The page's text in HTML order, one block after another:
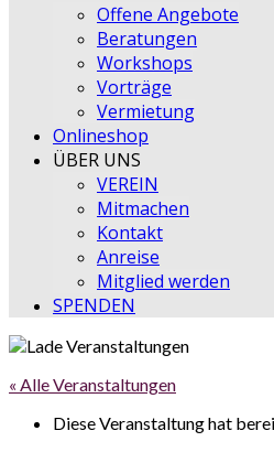
Offene Angebote
Beratungen
Workshops
Vorträge
Vermietung
Onlineshop
ÜBER UNS
VEREIN
Mitmachen
Kontakt
Anreise
Mitglied werden
SPENDEN
« Alle Veranstaltungen
Diese Veranstaltung hat